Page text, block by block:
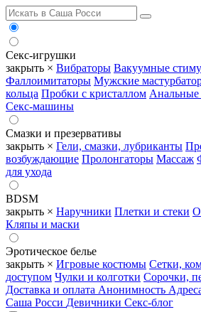
Секс-игрушки
закрыть × Вибраторы Вакуумные
Фаллоимитаторы Мужские
кольца Пробки с кристаллом Анальные
Секс-машины
Смазки и презервативы
закрыть × Гели, смазки, лубриканты
возбуждающие Пролонгаторы Массаж
для ухода
BDSM
закрыть × Наручники Плетки и стеки
Кляпы и маски
Эротическое белье
закрыть × Игровые костюмы Сетки,
доступом Чулки и колготки Сорочки,
Доставка и оплата Анонимность
Саша Росси Девичники Секс-блог